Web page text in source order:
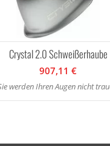
Crystal 2.0 Schweißerhaube
907,11 €
werden Ihren Augen nicht